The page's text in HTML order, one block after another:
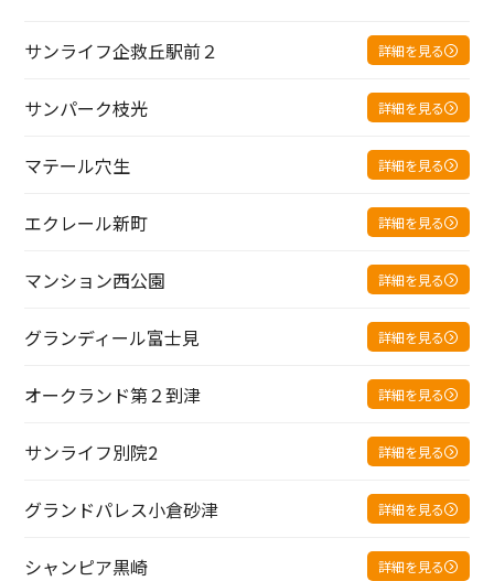
サンライフ企救丘駅前２ 詳細を見る
サンパーク枝光 詳細を見る
マテール穴生 詳細を見る
エクレール新町 詳細を見る
マンション西公園 詳細を見る
グランディール富士見 詳細を見る
オークランド第２到津 詳細を見る
サンライフ別院2 詳細を見る
グランドパレス小倉砂津 詳細を見る
シャンピア黒崎 詳細を見る